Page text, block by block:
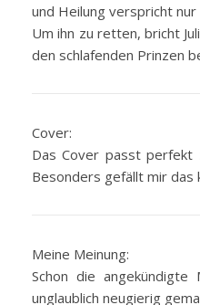
und Heilung verspricht
Um ihn zu retten, bricht
den schlafenden Prinzen
Cover:
Das Cover passt perfekt
Besonders gefällt mir das
Meine Meinung:
Schon die angekündigte
unglaublich neugierig